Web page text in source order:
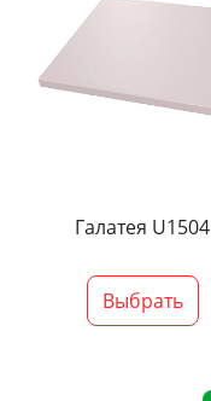
Галатея U1504
Выбрать